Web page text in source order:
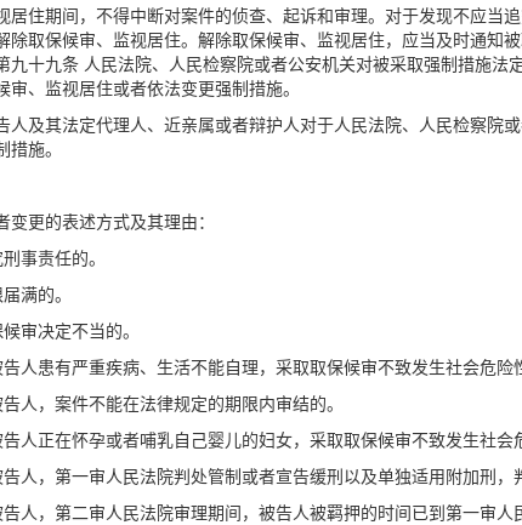
居住期间，不得中断对案件的侦查、起诉和审理。对于发现不应当
除取保候审、监视居住。解除取保候审、监视居住，应当及时通知
九十九条 人民法院、人民检察院或者公安机关对被采取强制措施
审、监视居住或者依法变更强制措施。
人及其法定代理人、近亲属或者辩护人对于人民法院、人民检察院
施。
更的表述方式及其理由：
事责任的。
满的。
审决定不当的。
人患有严重疾病、生活不能自理，采取取保候审不致发生社会危险
人，案件不能在法律规定的期限内审结的。
人正在怀孕或者哺乳自己婴儿的妇女，采取取保候审不致发生社会
人，第一审人民法院判处管制或者宣告缓刑以及单独适用附加刑，
人，第二审人民法院审理期间，被告人被羁押的时间已到第一审人